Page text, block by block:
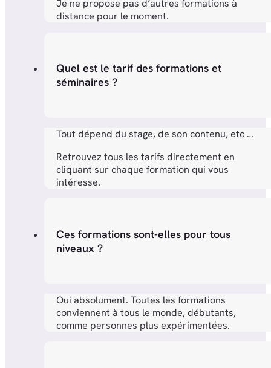
Je ne propose pas d’autres formations à
distance pour le moment.
Quel est le tarif des formations et
séminaires ?
Tout dépend du stage, de son contenu, etc …
Retrouvez tous les tarifs directement en
cliquant sur chaque formation qui vous
intéresse.
Ces formations sont-elles pour tous
niveaux ?
Oui absolument. Toutes les formations
conviennent à tous le monde, débutants,
comme personnes plus expérimentées.